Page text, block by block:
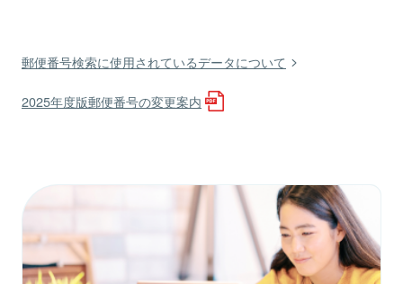
郵便番号検索に使用されているデータについて
2025年度版郵便番号の変更案内